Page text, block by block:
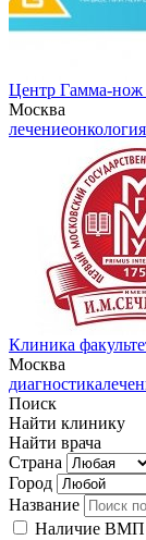
Центр Гамма-
Москва
лечениеонкология
Клиника
Москва
диагностика
Поиск
Найти клинику
Найти врача
Страна
Город
Название
Наличие ВМП